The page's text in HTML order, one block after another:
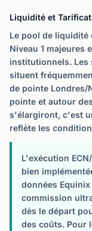
Liquidité et
Le pool de liquidité
Niveau 1 majeures
institutionnels. Les
situent
de pointe Londres/
pointe et autour
s'élargiront, c'est
reflète les
L'exécution
bien
données
commission
dès le départ
des coûts. Pour